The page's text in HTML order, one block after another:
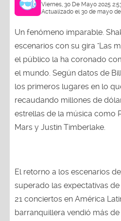
Viernes, 30 De Mayo 2025
Actualizado el 30 de mayo
Un fenómeno imparable.
escenarios con su gira "Las
el público la ha coronado
el mundo. Según datos de
los primeros lugares en lo
recaudando millones de
estrellas de la música como
Mars y Justin Timberlake.
El retorno a los escenarios
superado las expectativas
21 conciertos en América
barranquillera vendió más